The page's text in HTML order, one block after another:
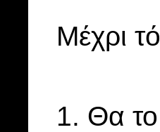
Μέχρι
1. Θα το